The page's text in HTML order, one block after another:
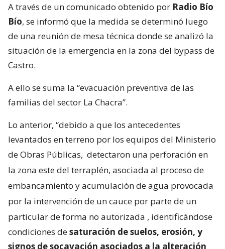
A través de un comunicado obtenido por Radio Bío
Bío, se informó que la medida se determinó luego
de una reunión de mesa técnica donde se analizó la
situación de la emergencia en la zona del bypass de
Castro.
A ello se suma la “evacuación preventiva de las
familias del sector La Chacra”.
Lo anterior, “debido a que los antecedentes
levantados en terreno por los equipos del Ministerio
de Obras Públicas, detectaron una perforación en
la zona este del terraplén, asociada al proceso de
embancamiento y acumulación de agua provocada
por la intervención de un cauce por parte de un
particular de forma no autorizada , identificándose
condiciones desaturación de suelos, erosión, y
signos de socavación asociados a la alteración